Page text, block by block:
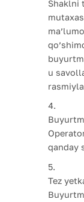
Shaklni
u
qanday
Tez